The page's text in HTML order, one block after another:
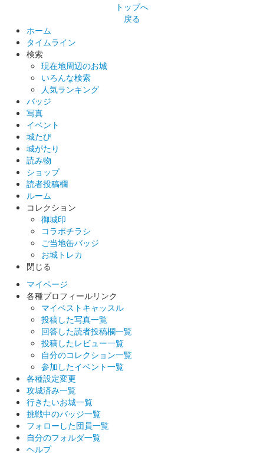
白石城 御城印
白石城 御城印
販売終了
白石城 御城印
販売終了
白石城 御城印
販売終了
白石城 御城印
販売終了
4月6日（城の日）1日限定で販売。
白石城 御城印 ずんだもん 春版
販売終了
白石城 御城印
トップへ
戻る
ホーム
タイムライン
検索
現在地周辺のお城
いろんな検索
人気ランキング
バッジ
写真
イベント
城たび
城がたり
読み物
ショップ
読者投稿欄
ルーム
コレクション
御城印
コラボチラシ
ご当地缶バッジ
お城トレカ
閉じる
マイページ
各種プロフィールリンク
マイベストキャッスル
投稿した写真一覧
回答した読者投稿欄一覧
投稿したレビュー一覧
自分のコレクション一覧
参加したイベント一覧
各種設定変更
攻城済み一覧
行きたいお城一覧
挑戦中のバッジ一覧
フォローした団員一覧
自分のフォルダ一覧
ヘルプ